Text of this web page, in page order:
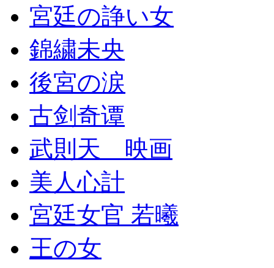
宮廷の諍い女
錦繍未央
後宮の涙
古剑奇谭
武則天 映画
美人心計
宮廷女官 若曦
王の女